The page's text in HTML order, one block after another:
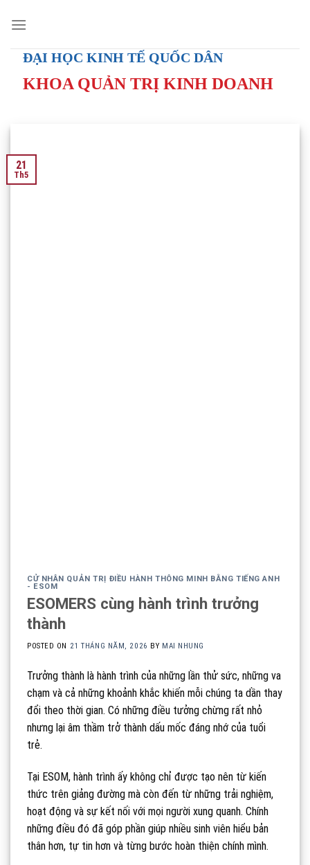
ĐẠI HỌC KINH TẾ QUỐC DÂN
KHOA QUẢN TRỊ KINH DOANH
21
Th5
CỬ NHÂN QUẢN TRỊ ĐIỀU HÀNH THÔNG MINH BẰNG TIẾNG ANH
- ESOM
ESOMERS cùng hành trình trưởng
thành
POSTED ON 21 THÁNG NĂM, 2026 BY MAI NHUNG
Trưởng thành là hành trình của những lần thử sức, những va
chạm và cả những khoảnh khắc khiến mỗi chúng ta dần thay
đổi theo thời gian. Có những điều tưởng chừng rất nhỏ
nhưng lại âm thầm trở thành dấu mốc đáng nhớ của tuổi
trẻ.
Tại ESOM, hành trình ấy không chỉ được tạo nên từ kiến
thức trên giảng đường mà còn đến từ những trải nghiệm,
hoạt động và sự kết nối với mọi người xung quanh. Chính
những điều đó đã góp phần giúp nhiều sinh viên hiểu bản
thân hơn, tự tin hơn và từng bước hoàn thiện chính mình.